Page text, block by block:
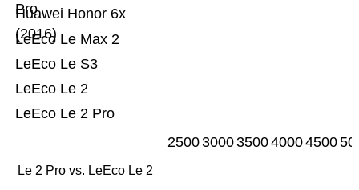
LeEco Le 2 Pro
LeEco Le 2
LeEco Le S3
LeEco Le Max 2
Huawei Honor 6x
(2016)
Pro
25003000350040004500
Le 2 Pro vs. LeEco Le 2